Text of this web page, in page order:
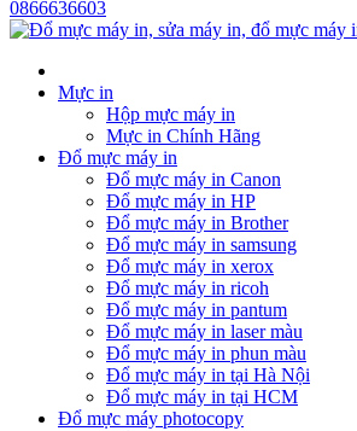
0866636603
Mực in
Hộp mực máy in
Mực in Chính Hãng
Đổ mực máy in
Đổ mực máy in Canon
Đổ mực máy in HP
Đổ mực máy in Brother
Đổ mực máy in samsung
Đổ mực máy in xerox
Đổ mực máy in ricoh
Đổ mực máy in pantum
Đổ mực máy in laser màu
Đổ mực máy in phun màu
Đổ mực máy in tại Hà Nội
Đổ mực máy in tại HCM
Đổ mực máy photocopy